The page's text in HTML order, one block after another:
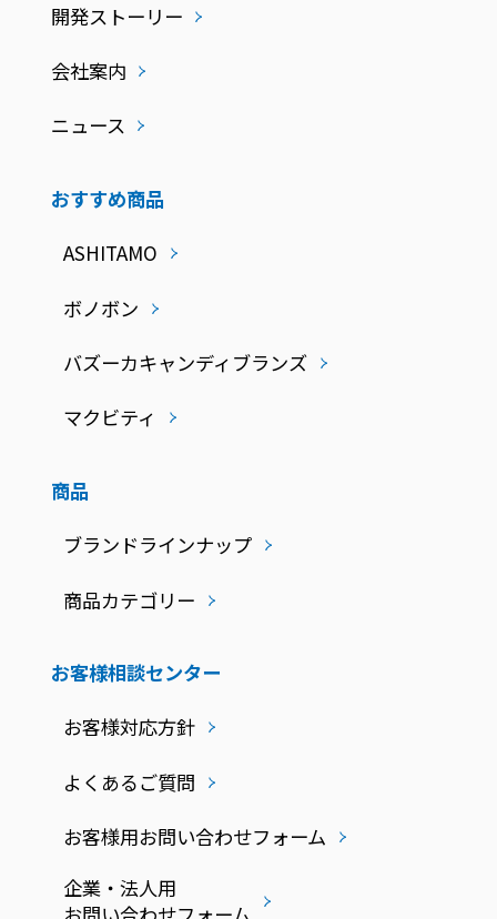
開発ストーリー
会社案内
ニュース
おすすめ商品
ASHITAMO
ボノボン
バズーカキャンディブランズ
マクビティ
商品
ブランドラインナップ
商品カテゴリー
お客様相談センター
お客様対応方針
よくあるご質問
お客様用お問い合わせフォーム
企業・法人用